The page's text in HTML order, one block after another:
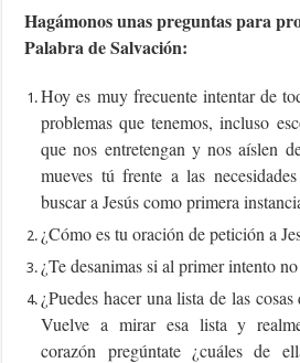
Hagámonos unas preguntas para
Palabra de Salvación:
Hoy es muy frecuente intentar de
problemas que tenemos, incluso
que nos entretengan y nos aíslen
mueves tú frente a las
buscar a Jesús como primera
¿Cómo es tu oración de petición a
¿Te desanimas si al primer intento
¿Puedes hacer una lista de las
Vuelve a mirar esa lista y
corazón pregúntate ¿cuáles de